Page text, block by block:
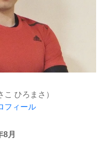
ひろまさ）
フィール
8月